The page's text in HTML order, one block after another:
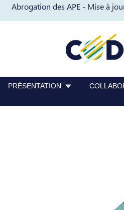
Abrogation des APE - Mise à
Passer au contenu Passer au
PRÉSENTATION